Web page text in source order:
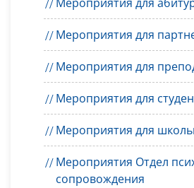
Мероприятия для
Мероприятия для
Мероприятия для
Мероприятия для
Мероприятия для
Мероприятия Отдел
сопровождения